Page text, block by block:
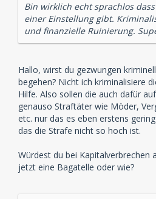
Bin wirklich echt sprachlos
einer Einstellung gibt.
und finanzielle Ruinierung.
Hallo, wirst du gezwungen
begehen? Nicht ich kriminalisiere
Hilfe. Also sollen die auch dafür
genauso Straftäter wie Möder,
etc. nur das es eben erstens
das die Strafe nicht so hoch ist.
Würdest du bei Kapitalverbrechen
jetzt eine Bagatelle oder wie?